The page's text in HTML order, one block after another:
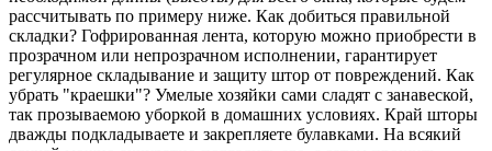
рассчитывать по примеру ниже. Как добиться правильной
складки? Гофрированная лента, которую можно приобрести в
прозрачном или непрозрачном исполнении, гарантирует
регулярное складывание и защиту штор от повреждений. Как
убрать "краешки"? Умелые хозяйки сами сладят с занавеской,
так прозываемою уборкой в домашних условиях. Край шторы
дважды подкладываете и закрепляете булавками. На всякий